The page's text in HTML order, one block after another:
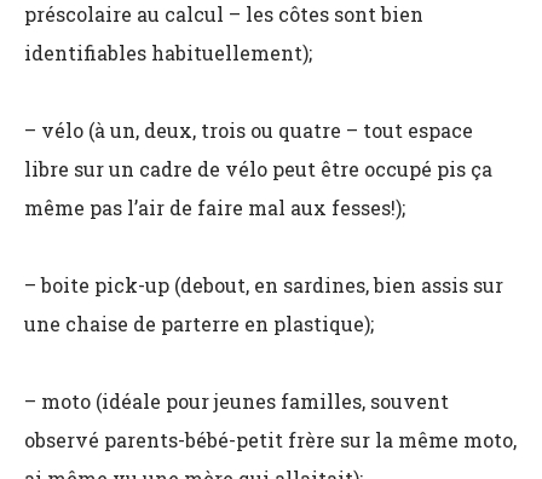
préscolaire au calcul – les côtes sont bien
identifiables habituellement);
– vélo (à un, deux, trois ou quatre – tout espace
libre sur un cadre de vélo peut être occupé pis ça
même pas l’air de faire mal aux fesses!);
– boite pick-up (debout, en sardines, bien assis sur
une chaise de parterre en plastique);
– moto (idéale pour jeunes familles, souvent
observé parents-bébé-petit frère sur la même moto,